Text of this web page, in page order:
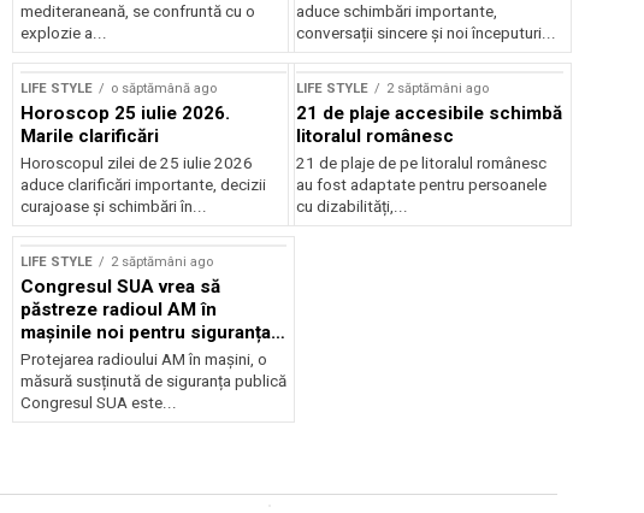
mediteraneană, se confruntă cu o
explozie a...
aduce schimbări importante,
conversații sincere și noi începuturi...
LIFE STYLE o săptămână ago
Horoscop 25 iulie 2026.
Marile clarificări
Horoscopul zilei de 25 iulie 2026
aduce clarificări importante, decizii
curajoase și schimbări în...
LIFE STYLE 2 săptămâni ago
21 de plaje accesibile schimbă
litoralul românesc
21 de plaje de pe litoralul românesc
au fost adaptate pentru persoanele
cu dizabilități,...
LIFE STYLE 2 săptămâni ago
Congresul SUA vrea să
păstreze radioul AM în
mașinile noi pentru siguranța
publică
Protejarea radioului AM în mașini, o
măsură susținută de siguranța publică
Congresul SUA este...